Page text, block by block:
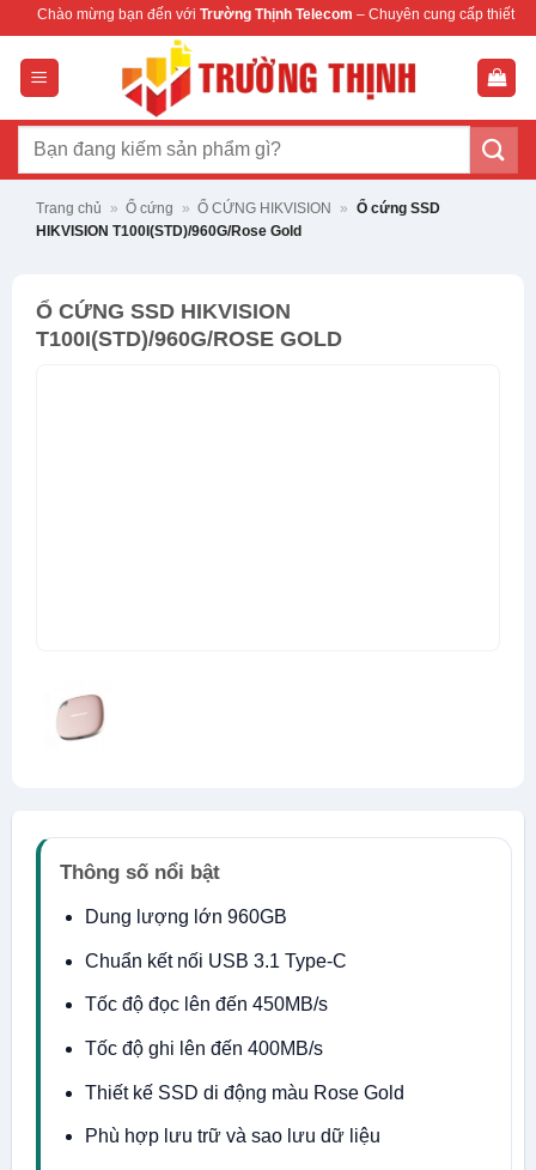
dung
bạn đến vớiTrường Thịnh Telecom– Chuyên cung cấp thiết bị mạng &
Tìm
Trang chủ » Ổ cứng » Ổ CỨNG HIKVISION » Ổ cứng SSD
HIKVISION T100I(STD)/960G/Rose Gold
Ổ CỨNG SSD HIKVISION
T100I(STD)/960G/ROSE GOLD
Thông số nổi bật
Dung lượng lớn 960GB
Chuẩn kết nối USB 3.1 Type-C
Tốc độ đọc lên đến 450MB/s
Tốc độ ghi lên đến 400MB/s
Thiết kế SSD di động màu Rose Gold
Phù hợp lưu trữ và sao lưu dữ liệu